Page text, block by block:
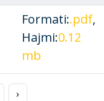
Formati:.pdf,
Hajmi:0.12
mb
›